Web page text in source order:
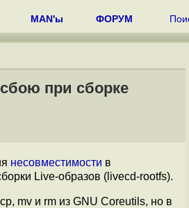
MAN'ы ФОРУМ
при сборке
несовместимости в
Live-образов (livecd-rootfs).
mv и rm из GNU Coreutils, но в